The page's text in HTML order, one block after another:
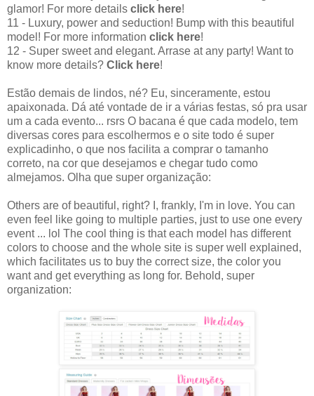
glamor! For more details click here!
11 - Luxury, power and seduction! Bump with this beautiful
model! For more information click here!
12 - Super sweet and elegant. Arrase at any party! Want to
know more details? Click here!
Estão demais de lindos, né? Eu, sinceramente, estou
apaixonada. Dá até vontade de ir a várias festas, só pra usar
um a cada evento... rsrs O bacana é que cada modelo, tem
diversas cores para escolhermos e o site todo é super
explicadinho, o que nos facilita a comprar o tamanho
correto, na cor que desejamos e chegar tudo como
almejamos. Olha que super organização:
Others are of beautiful, right? I, frankly, I'm in love. You can
even feel like going to multiple parties, just to use one every
event ... lol The cool thing is that each model has different
colors to choose and the whole site is super well explained,
which facilitates us to buy the correct size, the color you
want and get everything as long for. Behold, super
organization: